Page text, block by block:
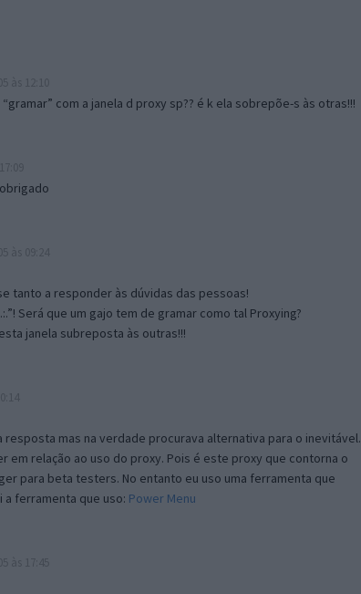
com a janela d proxy sp?? é k ela sobrepõe-s às otras!!!
tanto a responder às dúvidas das pessoas!
Será que um gajo tem de gramar como tal Proxying?
janela subreposta às outras!!!
mas na verdade procurava alternativa para o inevitável.
em relação ao uso do proxy. Pois é este proxy que contorna o
para beta testers. No entanto eu uso uma ferramenta que
ferramenta que uso: Power Menu